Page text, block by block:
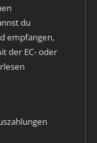
du
empfangen,
der EC- oder